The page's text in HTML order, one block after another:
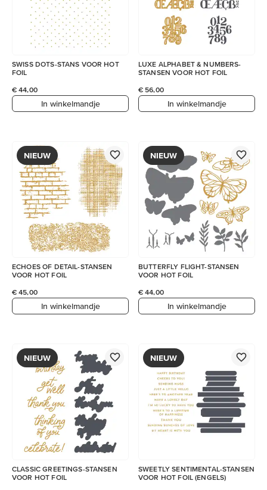
SWISS DOTS-STANS VOOR HOT
FOIL
€ 44,00
In winkelmandje
LUXE ALPHABET & NUMBERS-
STANSEN VOOR HOT FOIL
€ 56,00
In winkelmandje
NIEUW
ECHOES OF DETAIL-STANSEN
VOOR HOT FOIL
€ 45,00
In winkelmandje
NIEUW
BUTTERFLY FLIGHT-STANSEN
VOOR HOT FOIL
€ 44,00
In winkelmandje
NIEUW
CLASSIC GREETINGS-STANSEN
VOOR HOT FOIL
NIEUW
SWEETLY SENTIMENTAL-STANSEN
VOOR HOT FOIL (ENGELS)